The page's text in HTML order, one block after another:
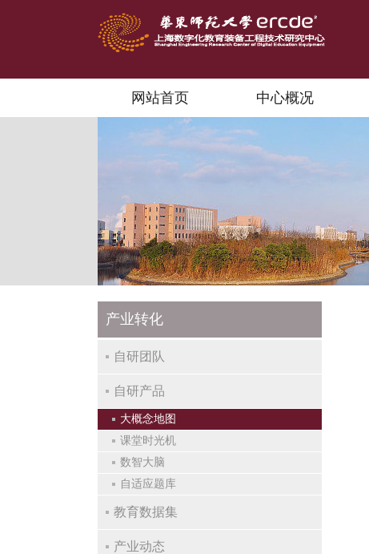
网站首页 中心概况
产业转化
自研团队
自研产品
大概念地图
课堂时光机
数智大脑
自适应题库
教育数据集
产业动态